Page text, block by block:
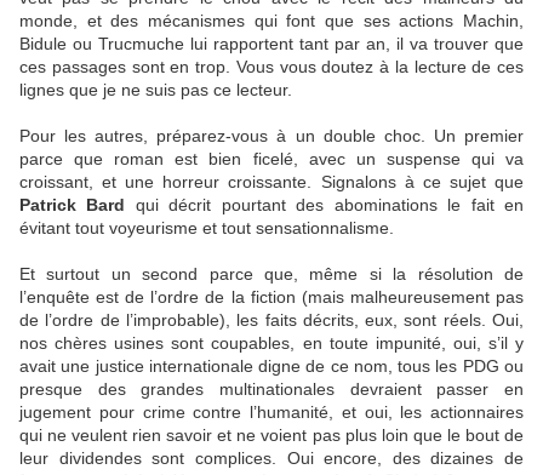
monde, et des mécanismes qui font que ses actions Machin,
Bidule ou Trucmuche lui rapportent tant par an, il va trouver que
ces passages sont en trop. Vous vous doutez à la lecture de ces
lignes que je ne suis pas ce lecteur.
Pour les autres, préparez-vous à un double choc. Un premier
parce que roman est bien ficelé, avec un suspense qui va
croissant, et une horreur croissante. Signalons à ce sujet que
Patrick Bard qui décrit pourtant des abominations le fait en
évitant tout voyeurisme et tout sensationnalisme.
Et surtout un second parce que, même si la résolution de
l’enquête est de l’ordre de la fiction (mais malheureusement pas
de l’ordre de l’improbable), les faits décrits, eux, sont réels. Oui,
nos chères usines sont coupables, en toute impunité, oui, s’il y
avait une justice internationale digne de ce nom, tous les PDG ou
presque des grandes multinationales devraient passer en
jugement pour crime contre l’humanité, et oui, les actionnaires
qui ne veulent rien savoir et ne voient pas plus loin que le bout de
leur dividendes sont complices. Oui encore, des dizaines de